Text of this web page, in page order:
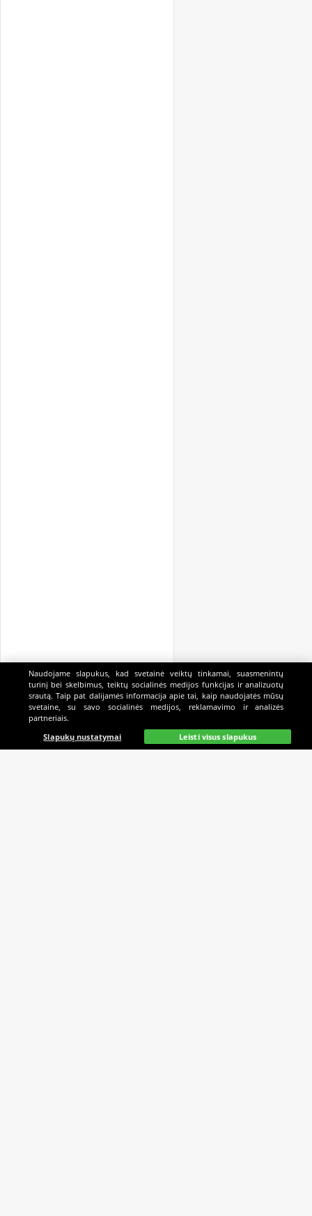
Pagrindinis Gyvai Paieška Mano Kazino
Naudojame slapukus, kad svetainė veiktų tinkamai, suasmenintų
turinį bei skelbimus, teiktų socialinės medijos funkcijas ir analizuotų
srautą. Taip pat dalijamės informacija apie tai, kaip naudojatės mūsų
svetaine, su savo socialinės medijos, reklamavimo ir analizės
partneriais.
Slapukų nustatymai
Leisti visus slapukus